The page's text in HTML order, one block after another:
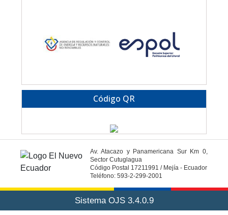
Código QR
Av. Atacazo y Panamericana Sur Km 0,
Sector Cutuglagua
Código Postal 17211991 / Mejía - Ecuador
Teléfono: 593-2-299-2001
Sistema OJS 3.4.0.9